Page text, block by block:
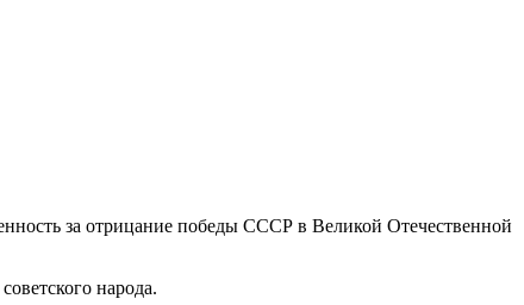
за отрицание победы СССР в Великой Отечественной
народа.